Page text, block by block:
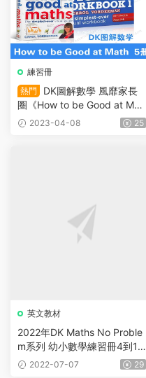
練習冊
熱門
DK圖解數學 風靡家長
圈《How to be Good at Mat
h》5冊适合7-11歲 練習冊
2023-04-08 25
英文教材
2022年DK Maths No Proble
m系列 幼小數學練習冊4到11
歲六階段完整版
2022-07-07 29